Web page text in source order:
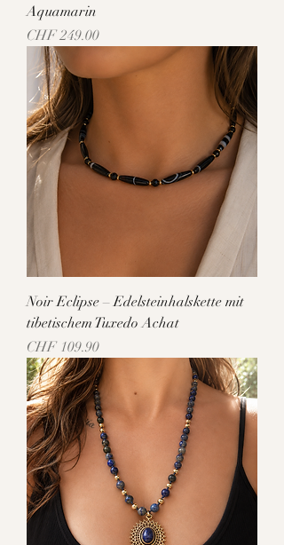
Aquamarin
Preis
CHF 249.00
Noir Eclipse – Edelsteinhalskette mit
tibetischem Tuxedo Achat
Preis
CHF 109.90